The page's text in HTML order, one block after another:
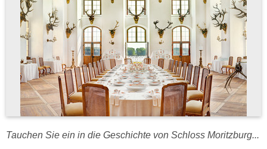
Tauchen Sie ein in die Geschichte von Schloss Moritzburg...